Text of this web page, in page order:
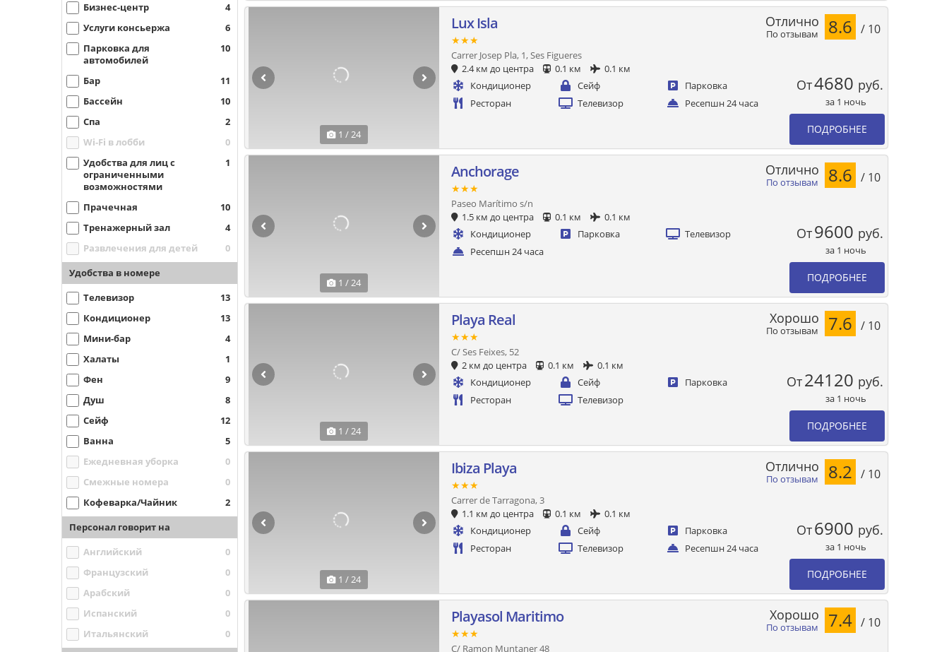
Бизнес-центр
4
Услуги консьержа
6
Парковка для
автомобилей
10
Бар
11
Бассейн
10
Спа
2
Wi-Fi в лобби
0
Удобства для лиц с
ограниченными
возможностями
1
Прачечная
10
Тренажерный зал
4
Развлечения для детей
0
Удобства в номере
Телевизор
13
Кондиционер
13
Мини-бар
4
Халаты
1
Фен
9
Душ
8
Сейф
12
Ванна
5
Ежедневная уборка
0
Смежные номера
0
Кофеварка/Чайник
2
Персонал говорит на
Английский
0
Французский
0
Арабский
0
Испанский
0
Итальянский
0
1 / 24
Lux Isla
★★★
Carrer Josep Pla, 1, Ses Figueres
2.4 км до центра
0.1 км
0.1 км
Кондиционер
Сейф
Парковка
Ресторан
Телевизор Ресепшн 24 часа
По отзывам
Отлично 8.6 / 10
От4680 руб.
за 1 ночь
ПОДРОБНЕЕ
1 / 24
Anchorage
★★★
Paseo Marítimo s/n
1.5 км до центра
0.1 км
0.1 км
Кондиционер
Парковка
Телевизор
Ресепшн 24 часа
По отзывам
Отлично 8.6 / 10
От9600 руб.
за 1 ночь
ПОДРОБНЕЕ
1 / 24
Playa Real
★★★
C/ Ses Feixes, 52
2 км до центра
0.1 км
0.1 км
Кондиционер
Сейф
Парковка
Ресторан
Телевизор
По отзывам
Хорошо 7.6 / 10
От24120 руб.
за 1 ночь
ПОДРОБНЕЕ
1 / 24
Ibiza Playa
★★★
Carrer de Tarragona, 3
1.1 км до центра
0.1 км
0.1 км
Кондиционер
Сейф
Парковка
Ресторан
Телевизор Ресепшн 24 часа
По отзывам
Отлично 8.2 / 10
От6900 руб.
за 1 ночь
ПОДРОБНЕЕ
Playasol Maritimo
★★★
C/ Ramon Muntaner 48
По отзывам
Хорошо 7.4 / 10